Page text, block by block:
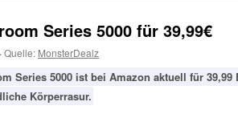
Series 5000 für 39,99€
·Quelle: MonsterDealz
Series 5000 ist bei Amazon aktuell für
Körperrasur.